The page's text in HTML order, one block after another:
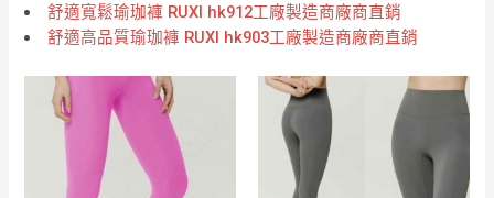
舒適寬鬆瑜珈褲 RUXI hk912工廠製造商廠商直銷
舒適高品質瑜珈褲 RUXI hk903工廠製造商廠商直銷